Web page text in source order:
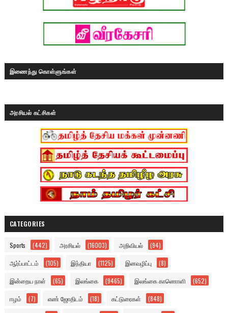
இணைந்து கொள்ளுங்கள்
அரசியல் கட்சிகள்
CATEGORIES
Sports (442) அரசியல் (16003) அறிவியல் (94)
ஆர்ப்பாட்டம் (105) இந்தியா (1125) இனவழிப்பு (8)
இன்றைய நாள் (65) இலங்கை (9465) இலங்கை காணொளி (652)
ஈழம் (7) எண் ஜோதிடம் (18) கட்டுரைகள் (848)